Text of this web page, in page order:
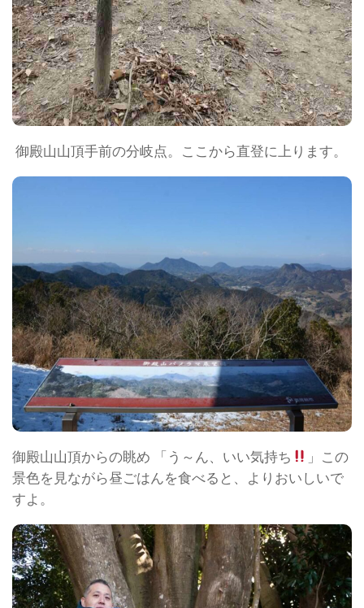
御殿山山頂手前の分岐点。ここから直登に上ります。
御殿山山頂からの眺め 「う～ん、いい気持ち
」この
景色を見ながら昼ごはんを食べると、よりおいしいで
すよ。